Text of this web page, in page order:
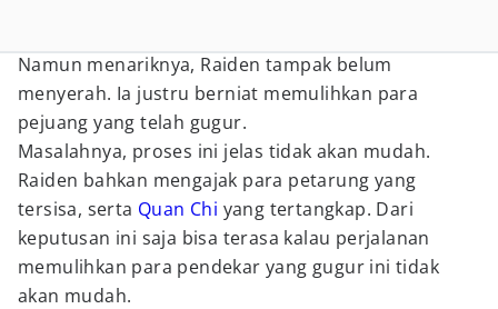
Namun menariknya, Raiden tampak belum
menyerah. Ia justru berniat memulihkan para
pejuang yang telah gugur.
Masalahnya, proses ini jelas tidak akan mudah.
Raiden bahkan mengajak para petarung yang
tersisa, serta Quan Chi yang tertangkap. Dari
keputusan ini saja bisa terasa kalau perjalanan
memulihkan para pendekar yang gugur ini tidak
akan mudah.